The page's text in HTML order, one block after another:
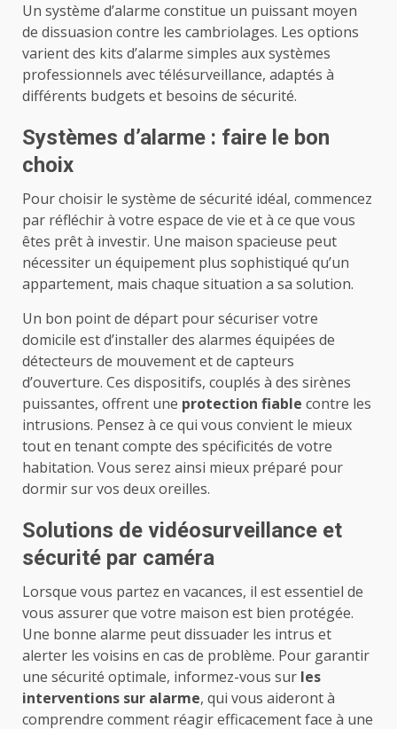
Un système d’alarme constitue un puissant moyen
de dissuasion contre les cambriolages. Les options
varient des kits d’alarme simples aux systèmes
professionnels avec télésurveillance, adaptés à
différents budgets et besoins de sécurité.
Systèmes d’alarme : faire le bon
choix
Pour choisir le système de sécurité idéal, commencez
par réfléchir à votre espace de vie et à ce que vous
êtes prêt à investir. Une maison spacieuse peut
nécessiter un équipement plus sophistiqué qu’un
appartement, mais chaque situation a sa solution.
Un bon point de départ pour sécuriser votre
domicile est d’installer des alarmes équipées de
détecteurs de mouvement et de capteurs
d’ouverture. Ces dispositifs, couplés à des sirènes
puissantes, offrent une protection fiable contre les
intrusions. Pensez à ce qui vous convient le mieux
tout en tenant compte des spécificités de votre
habitation. Vous serez ainsi mieux préparé pour
dormir sur vos deux oreilles.
Solutions de vidéosurveillance et
sécurité par caméra
Lorsque vous partez en vacances, il est essentiel de
vous assurer que votre maison est bien protégée.
Une bonne alarme peut dissuader les intrus et
alerter les voisins en cas de problème. Pour garantir
une sécurité optimale, informez-vous sur les
interventions sur alarme, qui vous aideront à
comprendre comment réagir efficacement face à une